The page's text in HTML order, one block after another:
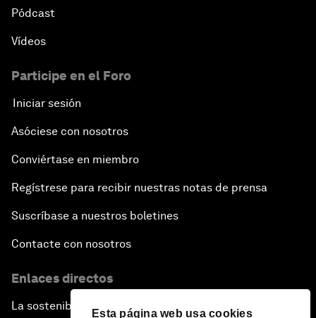
Esta página web usa cookies
Pódcast
Vídeos
Participe en el Foro
Iniciar sesión
Asóciese con nosotros
Conviértase en miembro
Regístrese para recibir nuestras notas de prensa
Suscríbase a nuestros boletines
Contacte con nosotros
Enlaces directos
La sostenibilidad en el Foro